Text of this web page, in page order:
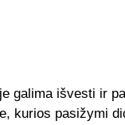
galima išvesti ir
kurios pasižymi